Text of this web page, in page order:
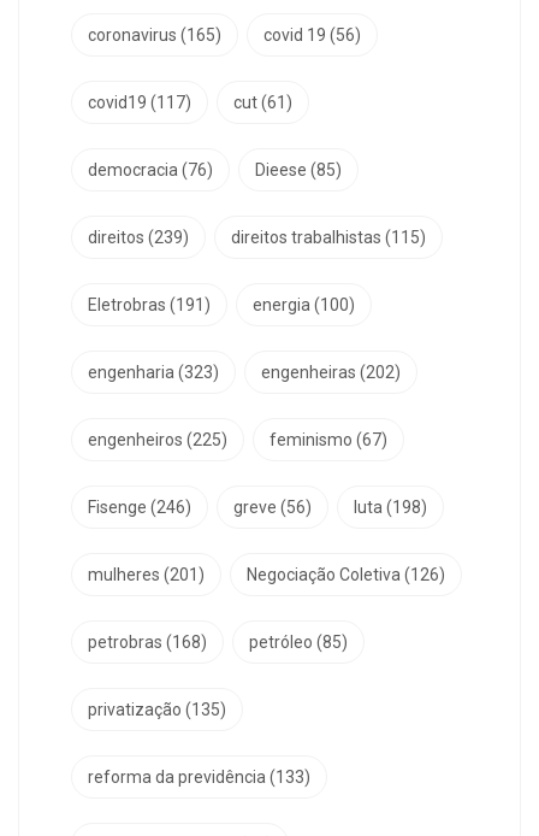
coronavirus (165) covid 19 (56)
covid19 (117) cut(61)
democracia (76) Dieese (85)
direitos (239) direitos trabalhistas (115)
Eletrobras (191) energia (100)
engenharia (323) engenheiras (202)
engenheiros (225) feminismo (67)
Fisenge (246) greve (56) luta (198)
mulheres (201) Negociação Coletiva (126)
petrobras (168) petróleo (85)
privatização (135)
reforma da previdência (133)